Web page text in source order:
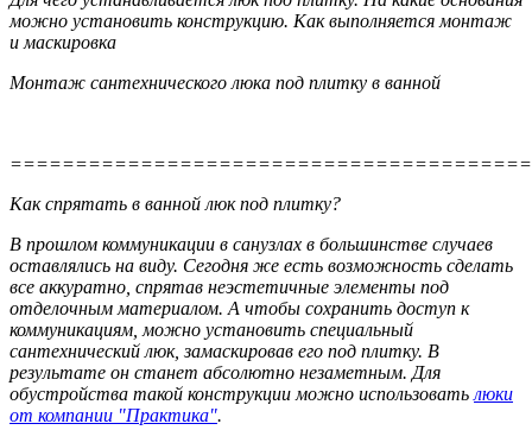
можно установить конструкцию. Как выполняется монтаж
и маскировка
Монтаж сантехнического люка под плитку в ванной
Как спрятать в ванной люк под плитку?
В прошлом коммуникации в санузлах в большинстве случаев
оставлялись на виду. Сегодня же есть возможность сделать
все аккуратно, спрятав неэстетичные элементы под
отделочным материалом. А чтобы сохранить доступ к
коммуникациям, можно установить специальный
сантехнический люк, замаскировав его под плитку. В
результате он станет абсолютно незаметным. Для
обустройства такой конструкции можно использовать люки
от компании "Практика".